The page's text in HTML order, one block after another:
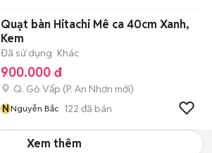
Quạt bàn Hitachi Mê ca 40cm Xanh,
Kem
Đã sử dụng Khác
900.000 đ
Q. Gò Vấp (P. An Nhơn mới)
NNguyễn Bắc 122 đã bán
Xem thêm